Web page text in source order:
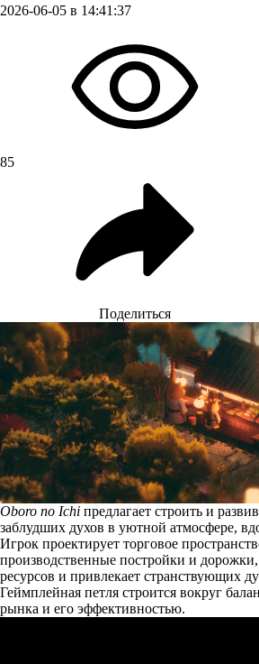
2026-06-05 в 14:41:37
85
Поделиться
Oboro no Ichi предлагает строить и
заблудших духов в уютной атмосфере,
Игрок проектирует торговое
производственные постройки и
ресурсов и привлекает странствующих
Геймплейная петля строится вокруг
рынка и его эффективностью.